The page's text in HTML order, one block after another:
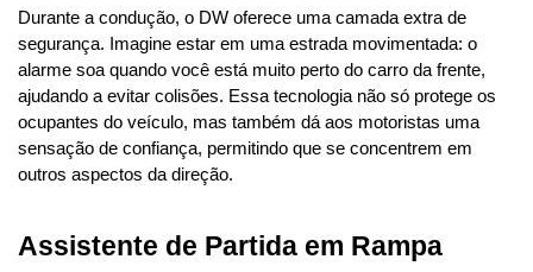
Durante a condução, o DW oferece uma camada extra de
segurança. Imagine estar em uma estrada movimentada: o
alarme soa quando você está muito perto do carro da frente,
ajudando a evitar colisões. Essa tecnologia não só protege os
ocupantes do veículo, mas também dá aos motoristas uma
sensação de confiança, permitindo que se concentrem em
outros aspectos da direção.
Assistente de Partida em Rampa